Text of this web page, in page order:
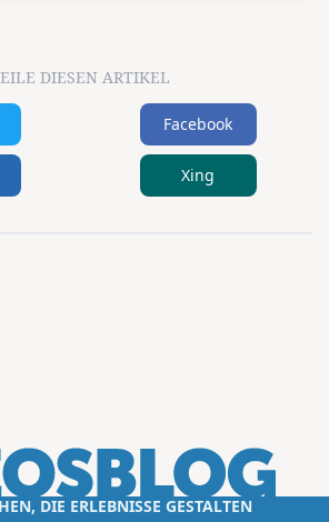
DIESEN ARTIKEL
Facebook
Xing
DIE ERLEBNISSE GESTALTEN